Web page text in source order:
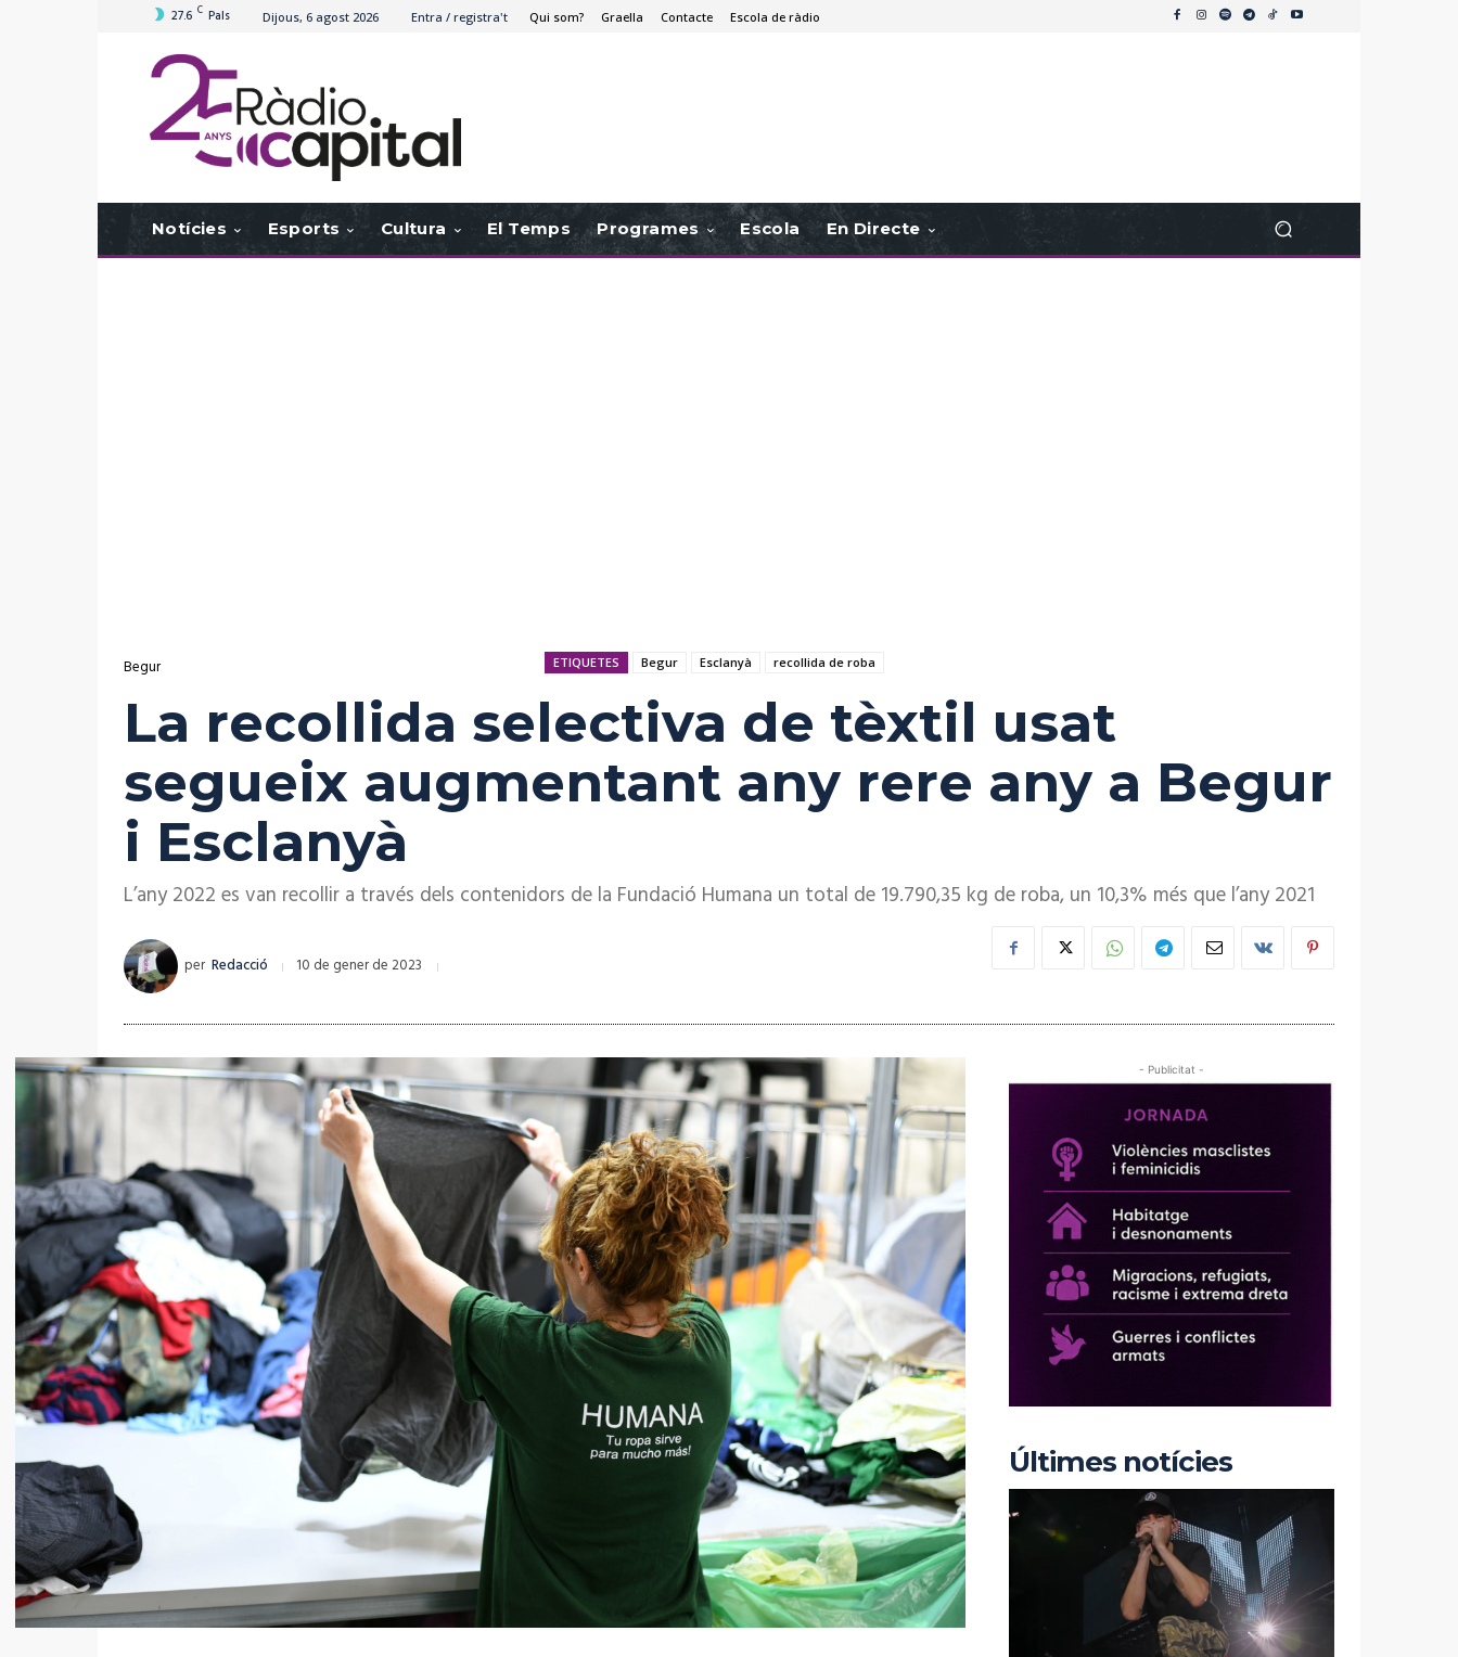
27.6 C Pals Dijous, 6 agost 2026 Entra / registra't Qui som? Graella Contacte Escola de ràdio
Notícies Esports Cultura El Temps Programes Escola En Directe
Begur ETIQUETES Begur Esclanyà recollida de roba
La recollida selectiva de tèxtil usat
segueix augmentant any rere any a Begur
i Esclanyà
L’any 2022 es van recollir a través dels contenidors de la Fundació Humana un total de 19.790,35 kg de roba, un 10,3% més que l’any 2021
per Redacció 10 de gener de 2023
- Publicitat -
Últimes notícies